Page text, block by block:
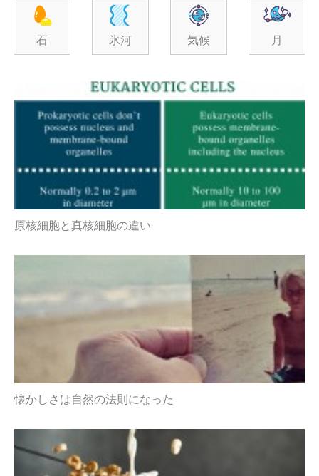
石 氷河 気候 月
原核細胞と真核細胞の違い
懐かしさは自然の法則になった